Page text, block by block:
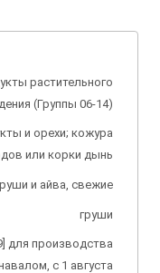
растительного
(Группы 06-14)
и орехи; кожура
или корки дынь
и айва, свежие
груши
для производства
с 1 августа